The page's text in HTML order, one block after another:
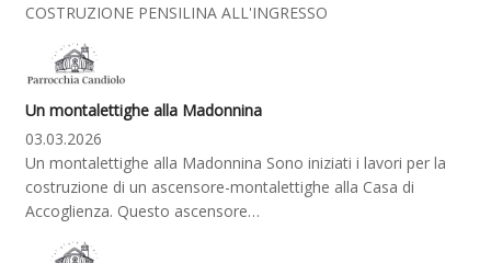
COSTRUZIONE PENSILINA ALL'INGRESSO
Un montalettighe alla Madonnina
03.03.2026
Un montalettighe alla Madonnina Sono iniziati i lavori per la
costruzione di un ascensore-montalettighe alla Casa di
Accoglienza. Questo ascensore…